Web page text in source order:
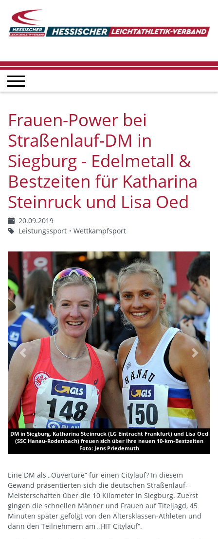
Frauen-Power bei
Straßenlauf-DM in
Siegburg - Edelmetall &
Bestzeiten für Katharina
Steinruck und Lisa Oed
20.09.2019
Leistungssport
Wettkampfsport
(LG Eintracht Frankfurt) und Lisa Oed
sich über ihre neuen 10-km-Bestzeiten
Previous Next
Eine DM als „Ouvertüre“ für einen Citylauf? In diesem
Gewand präsentierten sich die deutschen Straßenlauf-
Meisterschaften über die 10 Kilometer in Siegburg. Zuerst
gingen die schnellen Männer und Frauen auf Titeljagd, 45
Minuten später gefolgt von den Altersklassen-Athleten und
dann den Teilnehmern am „HIT Citylauf“.